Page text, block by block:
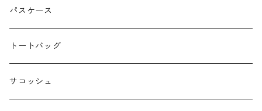
パスケース
トートバッグ
サコッシュ